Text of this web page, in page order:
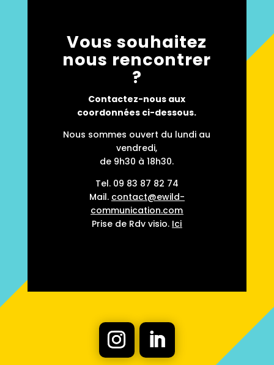
Vous souhaitez
nous rencontrer
?
Contactez-nous aux
coordonnées ci-dessous.
Nous sommes ouvert du lundi au
vendredi,
de 9h30 à 18h30.
Tel. 09 83 87 82 74
Mail. contact@ewild-
communication.com
Prise de Rdv visio. Ici